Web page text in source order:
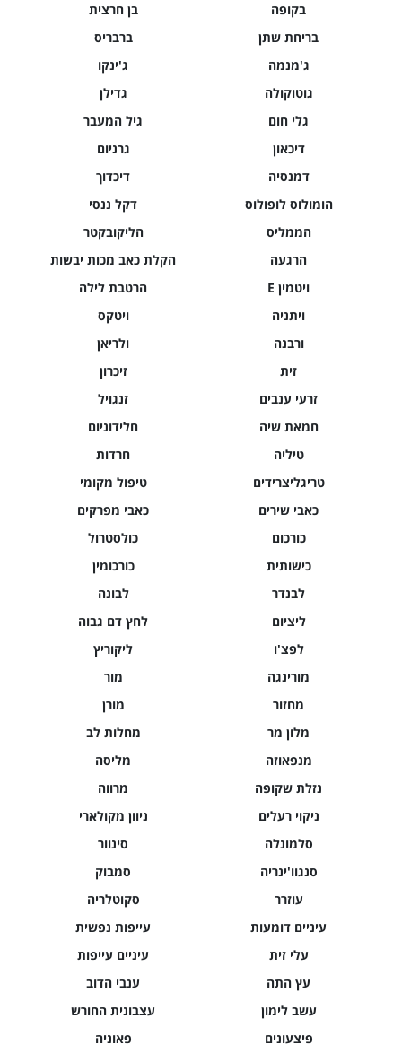
בן חרצית
בקופה
ברבריס
בריחת שתן
ג'ינקו
ג'מנמה
גדילן
גוטוקולה
גיל המעבר
גלי חום
גרניום
דיכאון
דיכדוך
דמנסיה
דקל ננסי
הומולוס לופולוס
הליקובקטר
הממליס
הקלת כאב מכות יבשות
הרגעה
הרטבת לילה
ויטמין E
ויטקס
ויתניה
ולריאן
ורבנה
זיכרון
זית
זנגויל
זרעי ענבים
חלידוניום
חמאת שיה
חרדות
טיליה
טיפול מקומי
טריגליצרידים
כאבי מפרקים
כאבי שירים
כולסטרול
כורכום
כורכומין
כישותית
לבונה
לבנדר
לחץ דם גבוה
ליציום
ליקוריץ
לפצ'ו
מור
מורינגה
מורן
מחזור
מחלות לב
מלון מר
מליסה
מנפאוזה
מרווה
נזלת שקופה
ניוון מקולארי
ניקוי רעלים
סינוור
סלמונלה
סמבוק
סנגוו'ינריה
סקוטלריה
עוזרר
עייפות נפשית
עיניים דומעות
עיניים עייפות
עלי זית
ענבי הדוב
עץ התה
עצבונית החורש
עשב לימון
פאוניה
פיצעונים